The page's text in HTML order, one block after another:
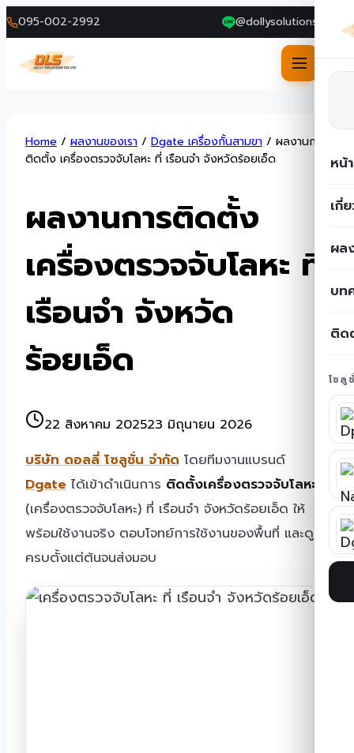
095-002-2992 @dollysolutions
หน้
เกี่
ผล
บท
ติด
โซลู
content
Home / ผลงานของเรา / Dgate เครื่องกั้นสามขา / ผลงานการ
ติดตั้ง เครื่องตรวจจับโลหะ ที่ เรือนจำ จังหวัดร้อยเอ็ด
ผลงานการติดตั้ง
เครื่องตรวจจับโลหะ ที่
เรือนจำ จังหวัด
ร้อยเอ็ด
22 สิงหาคม 202523 มิถุนายน 2026
บริษัท ดอลลี่ โซลูชั่น จำกัด โดยทีมงานแบรนด์
Dgate ได้เข้าดำเนินการ ติดตั้งเครื่องตรวจจับโลหะ
(เครื่องตรวจจับโลหะ) ที่ เรือนจำ จังหวัดร้อยเอ็ด ให้
พร้อมใช้งานจริง ตอบโจทย์การใช้งานของพื้นที่ และดูแล
ครบตั้งแต่ต้นจนส่งมอบ